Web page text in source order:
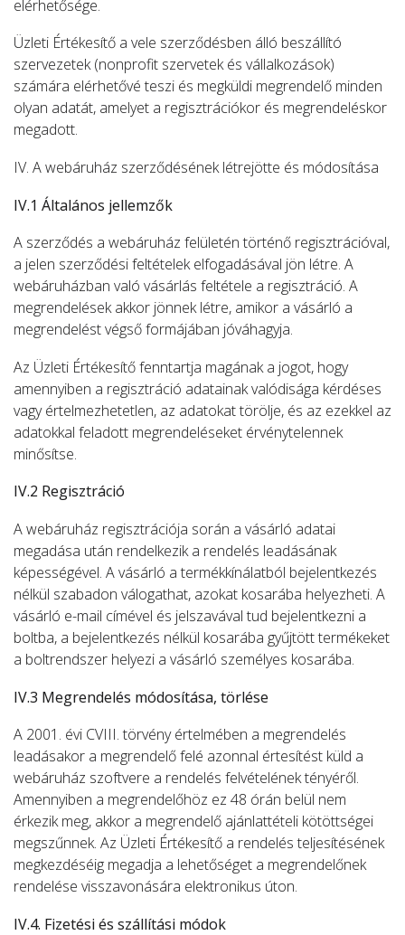
elérhetősége.
Üzleti Értékesítő a vele szerződésben álló beszállító
szervezetek (nonprofit szervetek és vállalkozások)
számára elérhetővé teszi és megküldi megrendelő minden
olyan adatát, amelyet a regisztrációkor és megrendeléskor
megadott.
IV. A webáruház szerződésének létrejötte és módosítása
IV.1 Általános jellemzők
A szerződés a webáruház felületén történő regisztrációval,
a jelen szerződési feltételek elfogadásával jön létre. A
webáruházban való vásárlás feltétele a regisztráció. A
megrendelések akkor jönnek létre, amikor a vásárló a
megrendelést végső formájában jóváhagyja.
Az Üzleti Értékesítő fenntartja magának a jogot, hogy
amennyiben a regisztráció adatainak valódisága kérdéses
vagy értelmezhetetlen, az adatokat törölje, és az ezekkel az
adatokkal feladott megrendeléseket érvénytelennek
minősítse.
IV.2 Regisztráció
A webáruház regisztrációja során a vásárló adatai
megadása után rendelkezik a rendelés leadásának
képességével. A vásárló a termékkínálatból bejelentkezés
nélkül szabadon válogathat, azokat kosarába helyezheti. A
vásárló e-mail címével és jelszavával tud bejelentkezni a
boltba, a bejelentkezés nélkül kosarába gyűjtött termékeket
a boltrendszer helyezi a vásárló személyes kosarába.
IV.3 Megrendelés módosítása, törlése
A 2001. évi CVIII. törvény értelmében a megrendelés
leadásakor a megrendelő felé azonnal értesítést küld a
webáruház szoftvere a rendelés felvételének tényéről.
Amennyiben a megrendelőhöz ez 48 órán belül nem
érkezik meg, akkor a megrendelő ajánlattételi kötöttségei
megszűnnek. Az Üzleti Értékesítő a rendelés teljesítésének
megkezdéséig megadja a lehetőséget a megrendelőnek
rendelése visszavonására elektronikus úton.
IV.4. Fizetési és szállítási módok